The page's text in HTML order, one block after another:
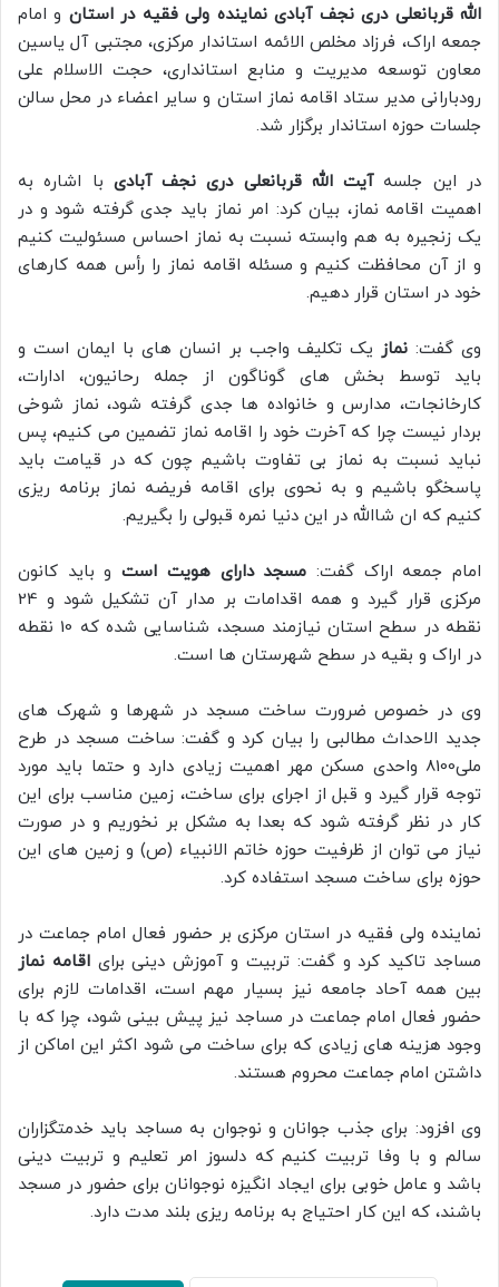
الله قربانعلی دری نجف آبادی نماینده ولی فقیه در استان و امام
جمعه اراک، فرزاد مخلص الائمه استاندار مرکزی، مجتبی آل یاسین
معاون توسعه مدیریت و منابع استانداری، حجت الاسلام علی
رودبارانی مدیر ستاد اقامه نماز استان و سایر اعضاء در محل سالن
جلسات حوزه استاندار برگزار شد.
در این جلسهآیت الله قربانعلی دری نجف آبادی با اشاره به
اهمیت اقامه نماز، بیان کرد: امر نماز باید جدی گرفته شود و در
یک زنجیره به هم وابسته نسبت به نماز احساس مسئولیت کنیم
و از آن محافظت کنیم و مسئله اقامه نماز را رأس همه کارهای
خود در استان قرار دهیم.
وی گفت:نماز یک تکلیف واجب بر انسان های با ایمان است و
باید توسط بخش های گوناگون از جمله رحانیون، ادارات،
کارخانجات، مدارس و خانواده ها جدی گرفته شود، نماز شوخی
بردار نیست چرا که آخرت خود را اقامه نماز تضمین می کنیم، پس
نباید نسبت به نماز بی تفاوت باشیم چون که در قیامت باید
پاسخگو باشیم و به نحوی برای اقامه فریضه نماز برنامه ریزی
کنیم که ان شاالله در این دنیا نمره قبولی را بگیریم.
امام جمعه اراک گفت: مسجد دارای هویت استو باید کانون
مرکزی قرار گیرد و همه اقدامات بر مدار آن تشکیل شود و 24
نقطه در سطح استان نیازمند مسجد، شناسایی شده که 10 نقطه
در اراک و بقیه در سطح شهرستان ها است.
وی در خصوص ضرورت ساخت مسجد در شهرها و شهرک های
جدید الاحداث مطالبی را بیان کرد و گفت: ساخت مسجد در طرح
ملی8100 واحدی مسکن مهر اهمیت زیادی دارد و حتما باید مورد
توجه قرار گیرد و قبل از اجرای برای ساخت، زمین مناسب برای این
کار در نظر گرفته شود که بعدا به مشکل بر نخوریم و در صورت
نیاز می توان از ظرفیت حوزه خاتم الانبیاء (ص) و زمین های این
حوزه برای ساخت مسجد استفاده کرد.
نماینده ولی فقیه در استان مرکزی بر حضور فعال امام جماعت در
مساجد تاکید کرد و گفت: تربیت و آموزش دینی برایاقامه نماز
بین همه آحاد جامعه نیز بسیار مهم است، اقدامات لازم برای
حضور فعال امام جماعت در مساجد نیز پیش بینی شود، چرا که با
وجود هزینه های زیادی که برای ساخت می شود اکثر این اماکن از
داشتن امام جماعت محروم هستند.
وی افزود: برای جذب جوانان و نوجوان به مساجد باید خدمتگزاران
سالم و با وفا تربیت کنیم که دلسوز امر تعلیم و تربیت دینی
باشد و عامل خوبی برای ایجاد انگیزه نوجوانان برای حضور در مسجد
باشند، که این کار احتیاج به برنامه ریزی بلند مدت دارد.